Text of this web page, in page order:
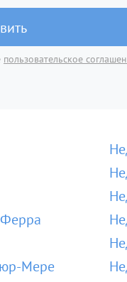
пользовательское
Мере